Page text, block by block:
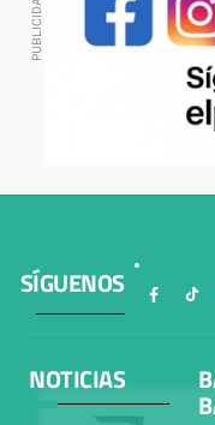
SÍGUENOS
NOTICIAS